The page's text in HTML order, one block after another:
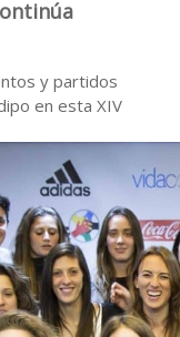
y partidos
en esta XIV